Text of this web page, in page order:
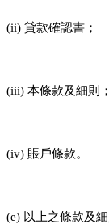
(ii) 貸款確認書；
(iii) 本條款及細則
(iv) 賬戶條款。
(e) 以上之條款及